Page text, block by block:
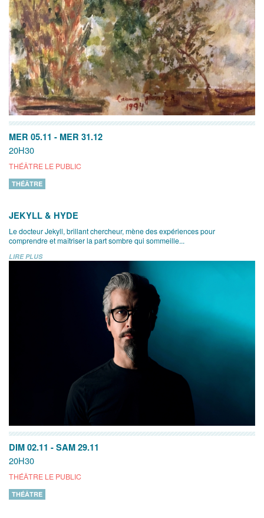
MER 05.11 - MER 31.12
20H30
THÉÂTRE LE PUBLIC
THÉÂTRE
JEKYLL & HYDE
Le docteur Jekyll, brillant chercheur, mène des expériences pour
comprendre et maîtriser la part sombre qui sommeille...
LIRE PLUS
DIM 02.11 - SAM 29.11
20H30
THÉÂTRE LE PUBLIC
THÉÂTRE